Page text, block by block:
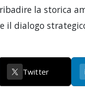
la storica
il dialogo
Twitter